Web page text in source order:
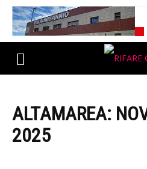
ALTAMAREA:
2025